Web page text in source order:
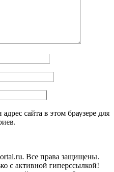
сайта в этом браузере для
Все права защищены.
с активной гиперссылкой!